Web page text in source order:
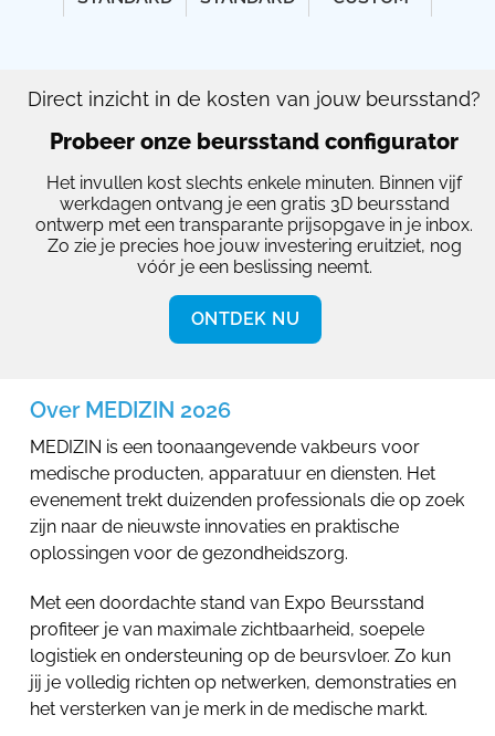
Direct inzicht in de kosten van jouw beursstand?
Probeer onze beursstand configurator
Het invullen kost slechts enkele minuten. Binnen vijf
werkdagen ontvang je een gratis 3D beursstand
ontwerp met een transparante prijsopgave in je inbox.
Zo zie je precies hoe jouw investering eruitziet, nog
vóór je een beslissing neemt.
ONTDEK NU
Over MEDIZIN 2026
MEDIZIN is een toonaangevende vakbeurs voor
medische producten, apparatuur en diensten. Het
evenement trekt duizenden professionals die op zoek
zijn naar de nieuwste innovaties en praktische
oplossingen voor de gezondheidszorg.
Met een doordachte stand van Expo Beursstand
profiteer je van maximale zichtbaarheid, soepele
logistiek en ondersteuning op de beursvloer. Zo kun
jij je volledig richten op netwerken, demonstraties en
het versterken van je merk in de medische markt.